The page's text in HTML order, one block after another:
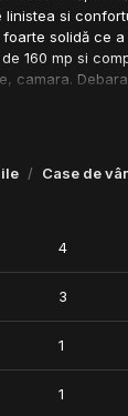
Case de
linistea si
solidă ce
160 mp si
camara.
foarte buna.
de peste 7000
seră,
proprietatea
localitatii si la
o tranzactie
sau pentru
4
3
1
1